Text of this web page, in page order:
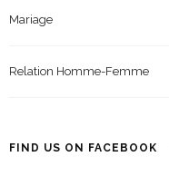
Mariage
Relation Homme-Femme
FIND US ON FACEBOOK